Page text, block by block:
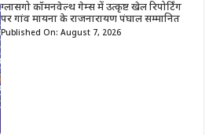
ग्लासगो कॉमनवेल्थ गेम्स में उत्कृष्ट खेल रिपोर्टिंग
पर गांव मायना के राजनारायण पंघाल सम्मानित
Published On: August 7, 2026